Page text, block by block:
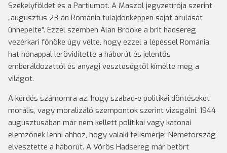
Székelyföldet és a Partiumot. A Maszol jegyzetírója szerint
„augusztus 23-án Románia tulajdonképpen saját árulását
ünnepelte”. Ezzel szemben Alan Brooke a brit hadsereg
vezérkari főnöke úgy vélte, hogy ezzel a lépéssel Románia
hat hónappal lerövidítette a háborút és jelentős
emberáldozattól és anyagi veszteségtől kímélte meg a
világot.
A kérdés számomra az, hogy szabad-e politikai döntéseket
morális, vagy moralizáló szempontok szerint vizsgálni. 1944
augusztusában már nem kellett politikai vagy katonai
elemzőnek lenni ahhoz, hogy valaki felismerje: Németország
elvesztette a háborút. A Vörös Hadsereg már betört